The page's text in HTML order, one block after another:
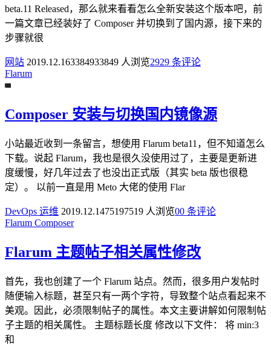
beta.11 Released，那么就来看看怎么全新安装这个版本吧，前
一篇文章已经装好了 Composer 并切换到了国内源，接下来的
步骤就很
网站 2019.12.163384933849 人浏览2929 条评论
Flarum
Composer 安装与切换国内镜像源
小站最近收到一条留言，想使用 Flarum beta11，但不知道怎么
下载。说起 Flarum，我也是很久没使用过了，主要是更新进
度缓慢，好几年过去了也没出正式版（其实 beta 版也很稳
定）。 以前一直是用 Meto 大佬的使用 Flar
DevOps 运维 2019.12.1475197519 人浏览00 条评论
Flarum Composer
Flarum 主题帖子相关属性修改
首先，我也创建了一个 Flarum 站点。然而，很多用户发帖时
随便输入标题，甚至只有一两个字符，导致整个站点看起来不
美观。因此，必须限制帖子的属性。本文主要讲解如何限制帖
子主题的相关属性。 主题标题长度 修改以下文件： 将 min:3
和